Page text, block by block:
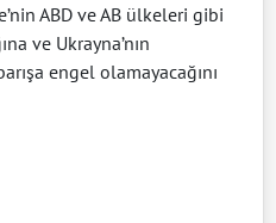
ABD ve AB ülkeleri gibi
ve Ukrayna’nın
engel olamayacağını